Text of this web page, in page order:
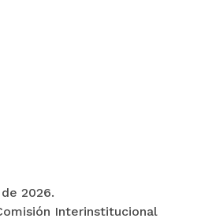
2026.
Interinstitucional